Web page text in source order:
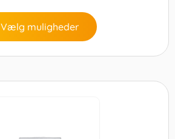
Vælg muligheder